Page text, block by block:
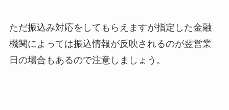
ただ振込み対応をしてもらえますが指定した金融
機関によっては振込情報が反映されるのが翌営業
日の場合もあるので注意しましょう。